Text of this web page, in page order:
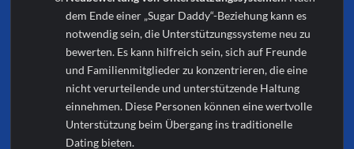
dem Ende einer „Sugar Daddy“-Beziehung kann es
notwendig sein, die Unterstützungssysteme neu zu
bewerten. Es kann hilfreich sein, sich auf Freunde
und Familienmitglieder zu konzentrieren, die eine
nicht verurteilende und unterstützende Haltung
einnehmen. Diese Personen können eine wertvolle
Unterstützung beim Übergang ins traditionelle
Dating bieten.